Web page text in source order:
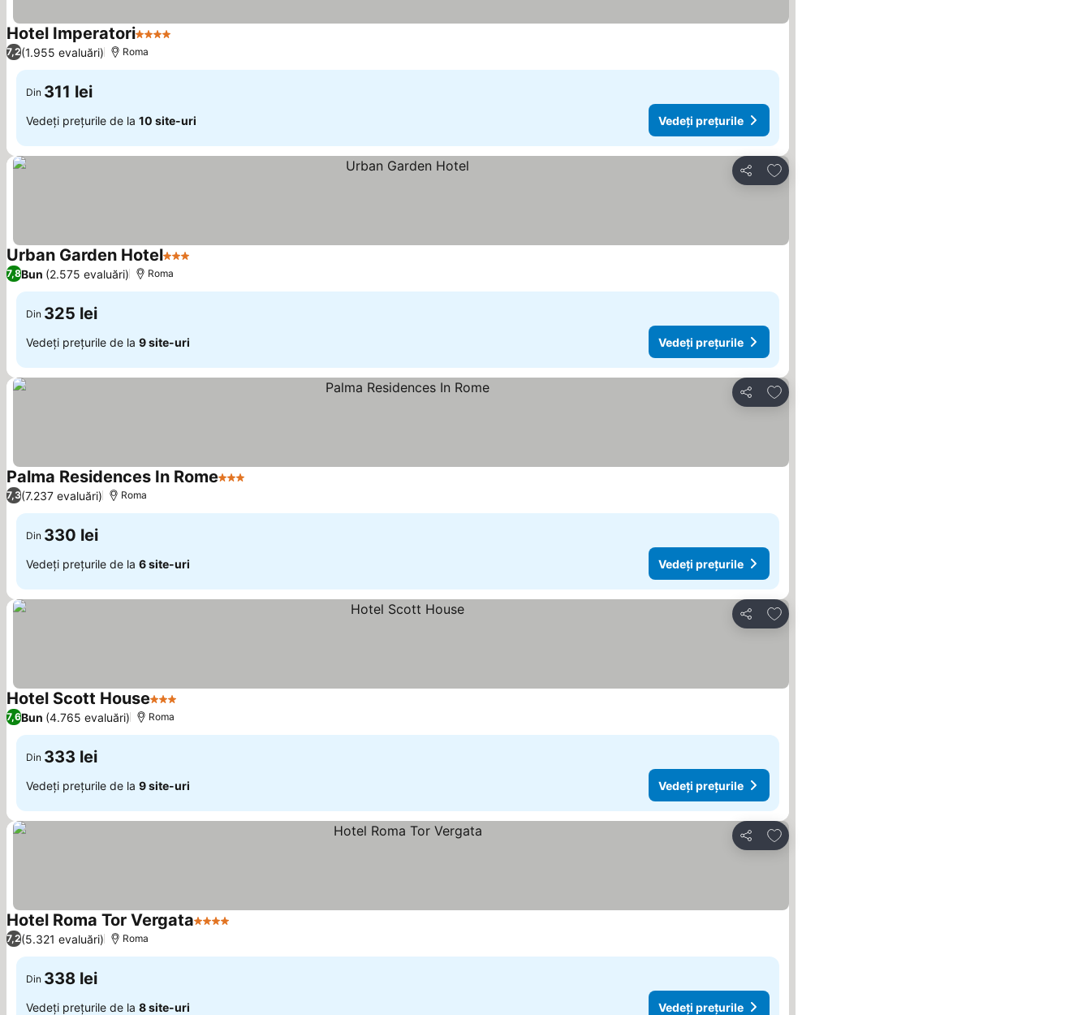
Hotel Imperatori4 Stele
7,2(1.955 evaluări) Roma
Din 311 lei
Vedeți prețurile de la 10 site-uri Vedeți prețurile
Distribuiți
Adăugaţi la favorite
Urban Garden Hotel3 Stele
7,8Bun (2.575 evaluări) Roma
Din 325 lei
Vedeți prețurile de la 9 site-uri Vedeți prețurile
Distribuiți
Adăugaţi la favorite
Palma Residences In Rome3 Stele
7,3(7.237 evaluări) Roma
Din 330 lei
Vedeți prețurile de la 6 site-uri Vedeți prețurile
Distribuiți
Adăugaţi la favorite
Hotel Scott House3 Stele
7,6Bun (4.765 evaluări) Roma
Din 333 lei
Vedeți prețurile de la 9 site-uri Vedeți prețurile
Distribuiți
Adăugaţi la favorite
Hotel Roma Tor Vergata4 Stele
7,2(5.321 evaluări) Roma
Din 338 lei
Vedeți prețurile de la 8 site-uri Vedeți prețurile